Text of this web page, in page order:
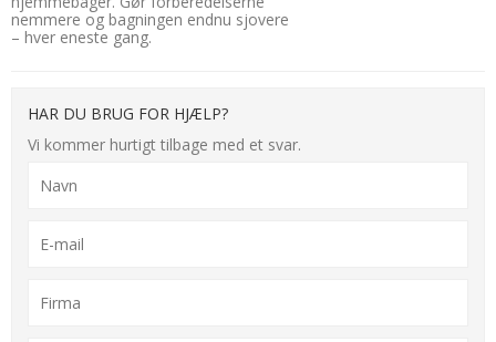
nemmere og bagningen endnu sjovere
– hver eneste gang.
HAR DU BRUG FOR HJÆLP?
Vi kommer hurtigt tilbage med et svar.